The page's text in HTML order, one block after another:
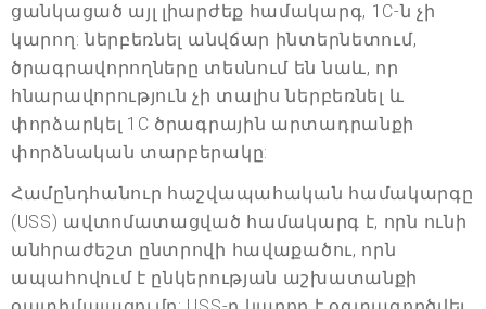
ցանկացած այլ լիարժեք համակարգ, 1C-ն չի
կարող: ներբեռնել անվճար ինտերնետում,
ծրագրավորողները տեսնում են նաև, որ
հնարավորություն չի տալիս ներբեռնել և
փորձարկել 1C ծրագրային արտադրանքի
փորձնական տարբերակը:
Համընդհանուր հաշվապահական համակարգը
(USS) ավտոմատացված համակարգ է, որն ունի
անհրաժեշտ ընտրովի հավաքածու, որն
ապահովում է ընկերության աշխատանքի